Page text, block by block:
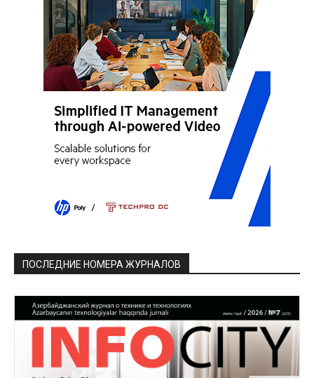
ПОСЛЕДНИЕ НОМЕРА ЖУРНАЛОВ